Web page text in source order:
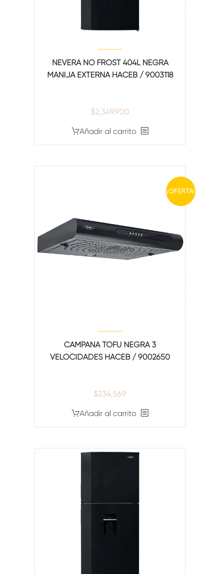
NEVERA NO FROST 404L NEGRA
MANIJA EXTERNA HACEB / 9003118
$2,349,900
Añadir al carrito
¡OFERTA!
CAMPANA TOFU NEGRA 3
VELOCIDADES HACEB / 9002650
$234,569
Añadir al carrito